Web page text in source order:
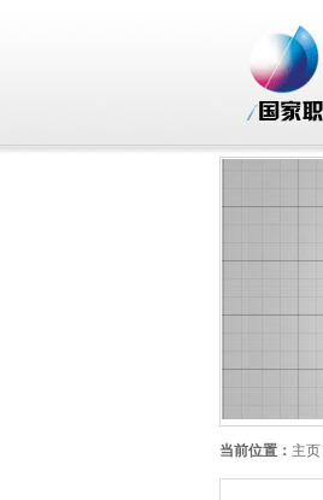
当前位置： 主页